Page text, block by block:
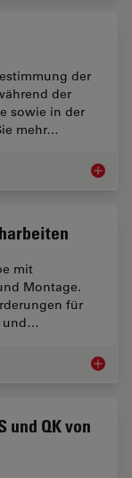
der
der
sowie in der
mehr…
mit
Montage.
für
und…
und QK von